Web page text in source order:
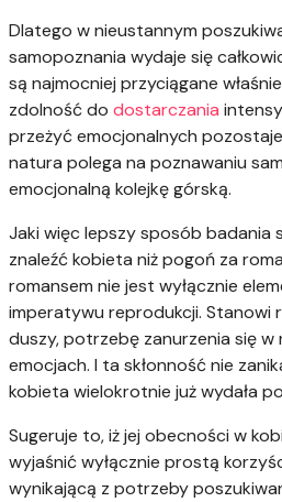
Dlatego w nieustannym
samopoznania wydaje się
są najmocniej przyciągane
zdolność do dostarczania
przeżyć emocjonalnych
natura polega na poznawaniu
emocjonalną kolejkę górską.
Jaki więc lepszy sposób badania
znaleźć kobieta niż pogoń za
romansem nie jest wyłącznie
imperatywu reprodukcji. Stanowi
duszy, potrzebę zanurzenia się
emocjach. I ta skłonność nie
kobieta wielokrotnie już wydała
Sugeruje to, iż jej obecności w
wyjaśnić wyłącznie prostą
wynikającą z potrzeby